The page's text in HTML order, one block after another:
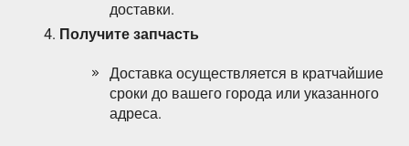
доставки.
Получите запчасть
Доставка осуществляется в кратчайшие
сроки до вашего города или указанного
адреса.